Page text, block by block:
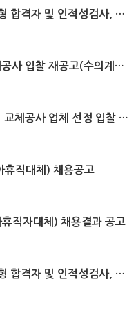
[채용] 사회복지사(대체인력) 서류전형 합격자 및 인적성검사, 면접 안내
경기북부아동일시보호소 승강기 교체공사 입찰 재공고(수의계약, 3차공고)
경기북부아동일시보호소 노후 승강기 교체공사 업체 선정 입찰 재공고
휴직대체) 채용공고
직자대체) 채용결과 공고
[채용] 사회복지사(대체인력) 서류전형 합격자 및 인적성검사, 면접 안내